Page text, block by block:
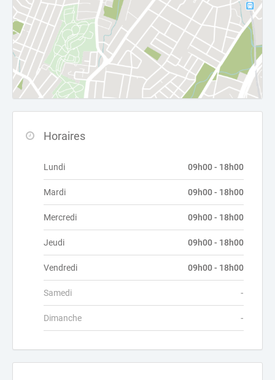
Horaires
Lundi 09h00 - 18h00
Mardi 09h00 - 18h00
Mercredi 09h00 - 18h00
Jeudi 09h00 - 18h00
Vendredi 09h00 - 18h00
Samedi -
Dimanche -